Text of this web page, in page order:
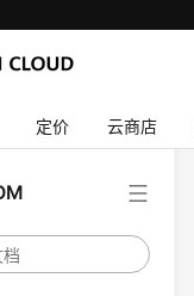
定价 云商店
扎比区域）
（联盟区域）